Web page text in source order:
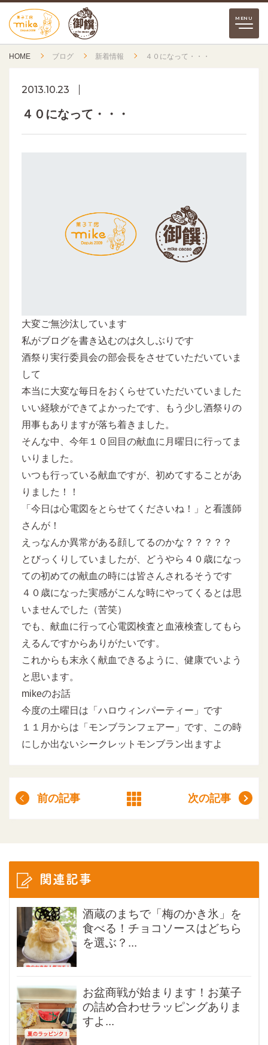
HOME ブログ 新着情報 ４０になって・・・
2013.10.23
４０になって・・・
大変ご無沙汰しています
私がブログを書き込むのは久しぶりです
酒祭り実行委員会の部会長をさせていただいていま
して
本当に大変な毎日をおくらせていただいていました
いい経験ができてよかったです、もう少し酒祭りの
用事もありますが落ち着きました。
そんな中、今年１０回目の献血に月曜日に行ってま
いりました。
いつも行っている献血ですが、初めてすることがあ
りました！！
「今日は心電図をとらせてくださいね！」と看護師
さんが！
えっなんか異常がある顔してるのかな？？？？？
とびっくりしていましたが、どうやら４０歳になっ
ての初めての献血の時には皆さんされるそうです
４０歳になった実感がこんな時にやってくるとは思
いませんでした（苦笑）
でも、献血に行って心電図検査と血液検査してもら
えるんですからありがたいです。
これからも末永く献血できるように、健康でいよう
と思います。
mikeのお話
今度の土曜日は「ハロウィンパーティー」です
１１月からは「モンブランフェアー」です、この時
にしか出ないシークレットモンブラン出ますよ
前の記事 次の記事
関連記事
酒蔵のまちで「梅のかき氷」を
食べる！チョコソースはどちら
を選ぶ？...
お盆商戦が始まります！お菓子
の詰め合わせラッピングありま
すよ...